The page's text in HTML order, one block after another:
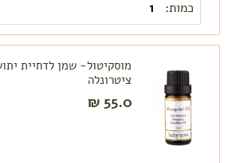
כמות:
מוסקיטול- שמן לדחיית
ציטרונלה
55.0 ₪